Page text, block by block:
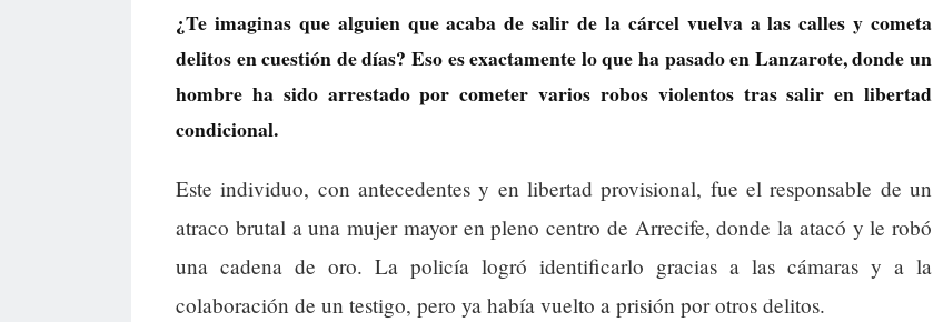
¿Te imaginas que alguien que acaba de salir de la cárcel vuelva a las calles y cometa
delitos en cuestión de días? Eso es exactamente lo que ha pasado en Lanzarote, donde un
hombre ha sido arrestado por cometer varios robos violentos tras salir en libertad
condicional.
Este individuo, con antecedentes y en libertad provisional, fue el responsable de un
atraco brutal a una mujer mayor en pleno centro de Arrecife, donde la atacó y le robó
una cadena de oro. La policía logró identificarlo gracias a las cámaras y a la
colaboración de un testigo, pero ya había vuelto a prisión por otros delitos.